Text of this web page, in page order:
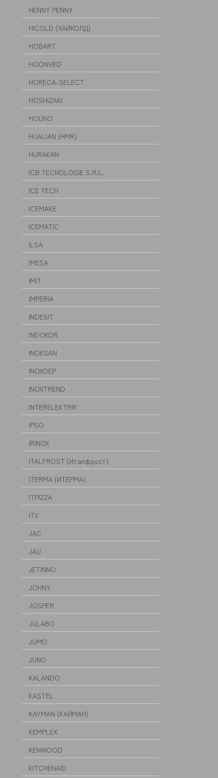
HENNY PENNY
HICOLD (ХАЙКОЛД)
HOBART
HOONVED
HORECA-SELECT
HOSHIZAKI
HOUNO
HUALIAN (HMR)
HURAKAN
ICB TECNOLOGIE S.R.L.
ICE TECH
ICEMAKE
ICEMATIC
ILSA
IMESA
IMIT
IMPERIA
INDESIT
INDOKOR
INOKSAN
INOXDEP
INOXTREND
INTERELEKTRIK
IPSO
IRINOX
ITALFROST (Италфрост)
ITERMA (ИТЕРМА)
ITPIZZA
ITV
JAC
JAU
JETINNO
JOHNY
JOSPER
JULABO
JUMO
JUNO
KALANDO
KASTEL
KAYMAN (КАЙМАН)
KEMPLEX
KENWOOD
KITCHENAID